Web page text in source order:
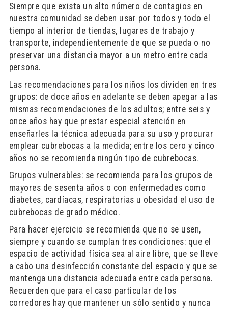
Siempre que exista un alto número de contagios en
nuestra comunidad se deben usar por todos y todo el
tiempo al interior de tiendas, lugares de trabajo y
transporte, independientemente de que se pueda o no
preservar una distancia mayor a un metro entre cada
persona.
Las recomendaciones para los niños los dividen en tres
grupos: de doce años en adelante se deben apegar a las
mismas recomendaciones de los adultos; entre seis y
once años hay que prestar especial atención en
enseñarles la técnica adecuada para su uso y procurar
emplear cubrebocas a la medida; entre los cero y cinco
años no se recomienda ningún tipo de cubrebocas.
Grupos vulnerables: se recomienda para los grupos de
mayores de sesenta años o con enfermedades como
diabetes, cardíacas, respiratorias u obesidad el uso de
cubrebocas de grado médico.
Para hacer ejercicio se recomienda que no se usen,
siempre y cuando se cumplan tres condiciones: que el
espacio de actividad física sea al aire libre, que se lleve
a cabo una desinfección constante del espacio y que se
mantenga una distancia adecuada entre cada persona.
Recuerden que para el caso particular de los
corredores hay que mantener un sólo sentido y nunca